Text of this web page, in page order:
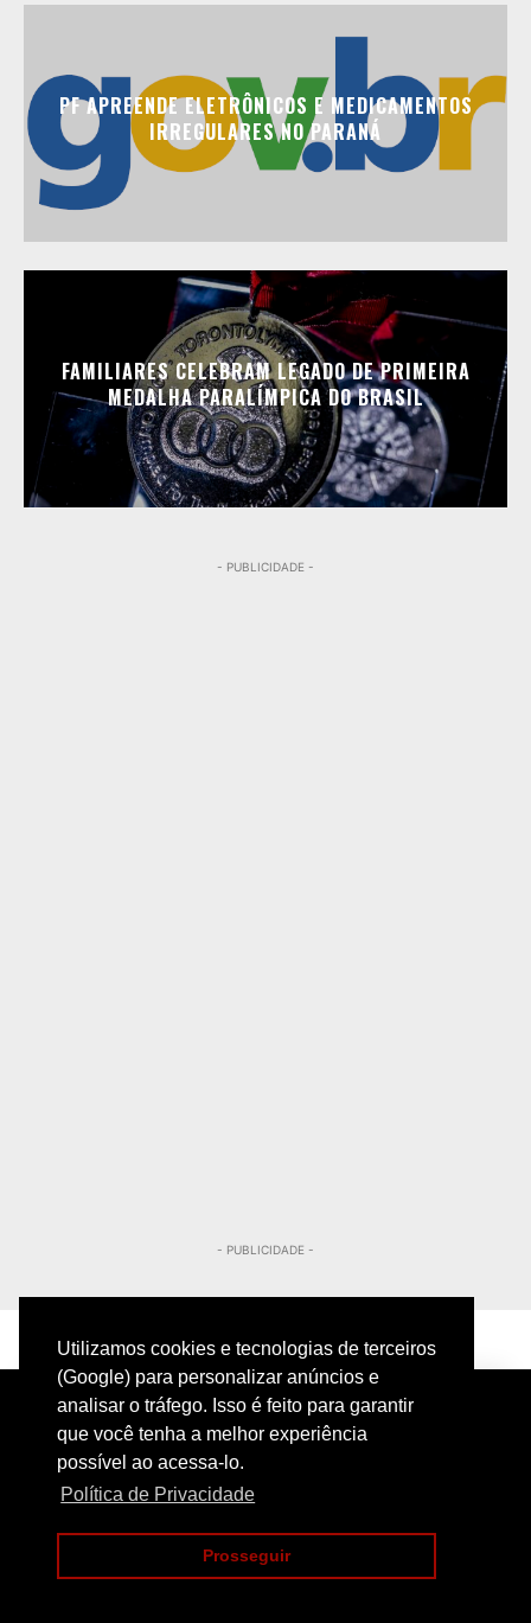
Utilizamos cookies e tecnologias de terceiros
(Google) para personalizar anúncios e
analisar o tráfego. Isso é feito para garantir
que você tenha a melhor experiência
possível ao acessa-lo.
Política de Privacidade
Prosseguir
PF APREENDE ELETRÔNICOS E MEDICAMENTOS
IRREGULARES NO PARANÁ
FAMILIARES CELEBRAM LEGADO DE PRIMEIRA
MEDALHA PARALÍMPICA DO BRASIL
- PUBLICIDADE -
- PUBLICIDADE -
PRIVACIDADE CONTATO
COPYRIGHT@2024 | POLICIAMENTO INTELIGENTE